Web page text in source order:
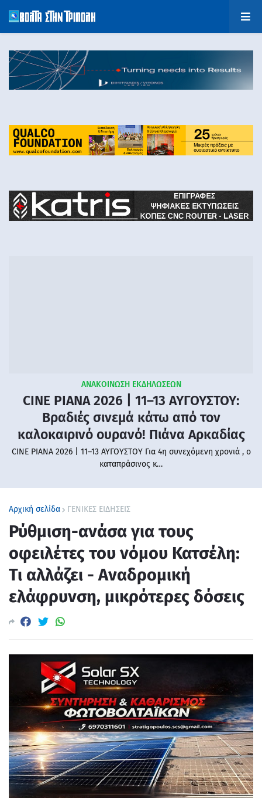
ΑΝΑΚΟΙΝΩΣΗ ΕΚΔΗΛΩΣΕΩΝ
CINE PIANA 2026 | 11–13 ΑΥΓΟΥΣΤΟΥ:
Βραδιές σινεμά κάτω από τον
καλοκαιρινό ουρανό! Πιάνα Αρκαδίας
CINE PIANA 2026 | 11–13 ΑΥΓΟΥΣΤΟΥ Για 4η συνεχόμενη χρονιά , ο
καταπράσινος κ…
Αρχική σελίδα ΓΕΝΙΚΕΣ ΕΙΔΗΣΕΙΣ
Ρύθμιση-ανάσα για τους
οφειλέτες του νόμου Κατσέλη:
Τι αλλάζει - Αναδρομική
ελάφρυνση, μικρότερες δόσεις